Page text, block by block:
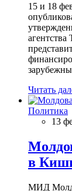
15 и 18
агентства
Читать
Политика
13
в
МИД